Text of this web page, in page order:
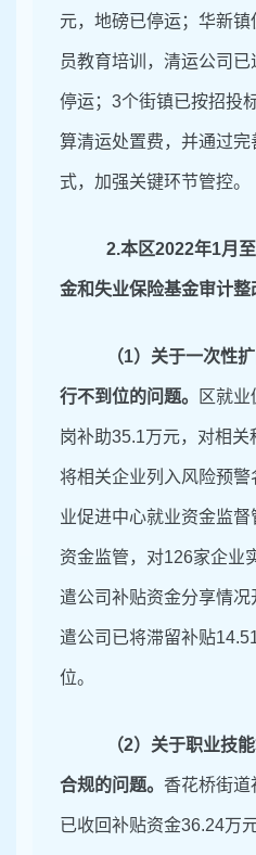
元，地磅已停运；华新
员教育培训，清运公司
停运；3个街镇已按招投
算清运处置费，并通过
式，加强关键环节管控。
2.本区2022年1月
金和失业保险基金审计整
（1）关于一次性
行不到位的问题。 区就
岗补助35.1万元， 对相关
将相关企业列入风险预
业促进中心就业资金监
资金监管， 对126家企业
遣公司补贴资金分享情况
遣公司已将滞留补贴
位。
（2）关于职业技
合规的问题。 香花桥街
已收回补贴资金36.24万元